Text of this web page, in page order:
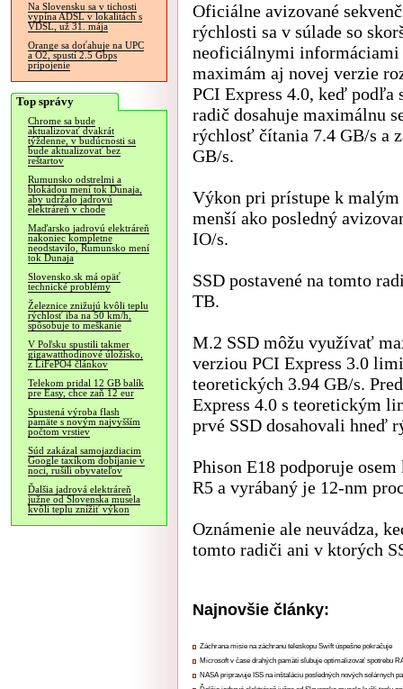
Na Slovensku sa v tichosti
vypína ADSL v lokalitách s
VDSL, už 31. mája
Orange sa doťahuje na UPC
a O2, spustí 2.5 Gbps
pripojenie
Top správy
Chrome sa bude
aktualizovať dvakrát
týždenne, v budúcnosti sa
bude aktualizovať bez
reštartov
Rumunsko odstrelmi a
blokádou mení tok Dunaja,
aby udržalo jadrovú
elektráreň v chode
Maďarsko jadrovú elektráreň
nakoniec kompletne
neodstavilo, Rumunsko mení
tok Dunaja
Slovensko.sk má opäť
technické problémy
Železnice znižujú kvôli teplu
rýchlosť iba na 50 km/h,
spôsobuje to meškanie
V Poľsku spustili takmer
gigawatthodinové úložisko,
z LiFePO4 článkov
Telekom pridal 12 GB balík
pre Easy, chce zaň 12 eur
Spustená výroba flash
pamäte s novým najvyšším
počtom vrstiev
Súd zakázal samojazdiacim
Google taxíkom dobíjanie v
noci, rušili obyvateľov
Ďalšia jadrová elektráreň
južne od Slovenska musela
kvôli teplu znížiť výkon
Oficiálne avizované
rýchlosti sa v súlade so
neoficiálnymi
maximám aj novej verzie
PCI Express 4.0, keď podľa
radič dosahuje maximálnu
rýchlosť čítania 7.4 GB/s a
GB/s.
Výkon pri prístupe k malým
menší ako posledný
IO/s.
SSD postavené na tomto
TB.
M.2 SSD môžu využívať
verziou PCI Express 3.0
teoretických 3.94 GB/s.
Express 4.0 s teoretickým
prvé SSD dosahovali hneď
Phison E18 podporuje
R5 a vyrábaný je 12-nm
Oznámenie ale neuvádza,
tomto radiči ani v ktorých
Najnovšie články:
Záchrana misie na záchranu teleskopu Swift úspešne pokračuje
Microsoft v čase drahých pamätí sľubuje optimalizovať spotrebu
NASA pripravuje ISS na inštaláciu posledných nových solárnych